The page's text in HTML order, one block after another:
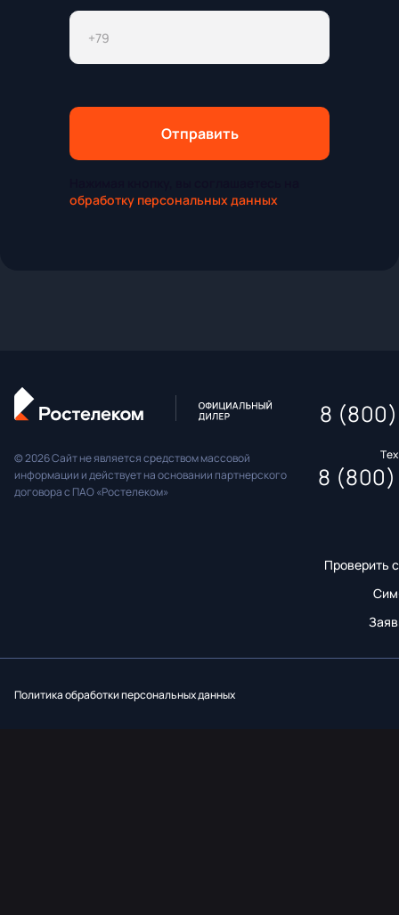
Отправить
обработку персональных данных
© 2026 Сайт не является средством массовой
информации и действует на основании партнерского
договора с ПАО «Ростелеком»
Проверить
8
8
Политика обработки персональных данных